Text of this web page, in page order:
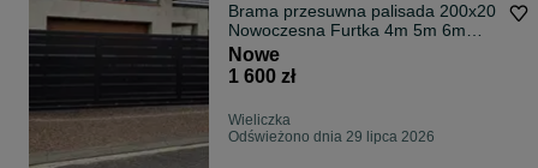
Brama przesuwna palisada 200x20
Nowoczesna Furtka 4m 5m 6m
MONTAŻ
Nowe
1 600 zł
Wieliczka
Odświeżono dnia 29 lipca 2026